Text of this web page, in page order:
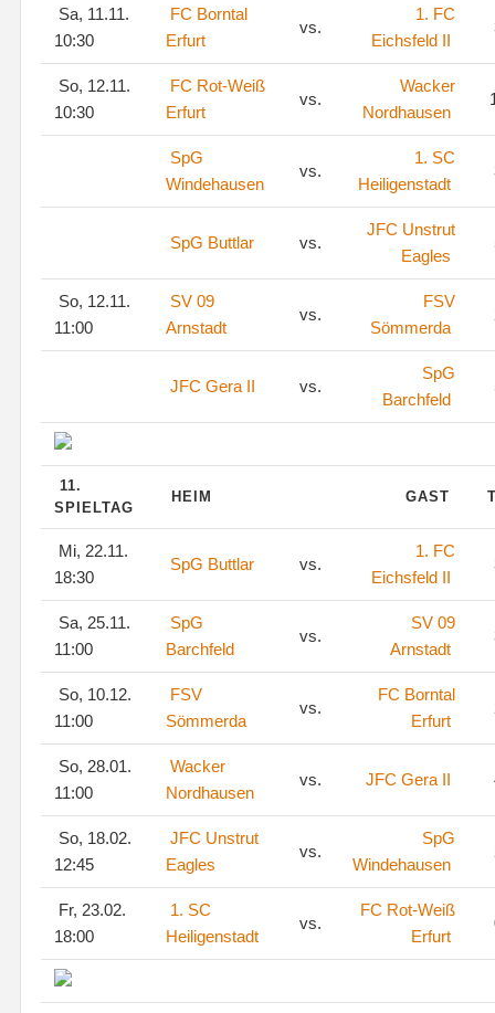
Sa, 11.11.
10:30
FC Borntal
Erfurt
vs.
1. FC
Eichsfeld II
So, 12.11.
10:30
FC Rot-Weiß
Erfurt
vs.
Wacker
Nordhausen
SpG
Windehausen
vs.
1. SC
Heiligenstadt
SpG Buttlar vs.
JFC Unstrut
Eagles
So, 12.11.
11:00
SV 09
Arnstadt
vs.
FSV
Sömmerda
JFC Gera II vs.
SpG
Barchfeld
11.
SPIELTAG
HEIM GAST
Mi, 22.11.
18:30
SpG Buttlar vs.
1. FC
Eichsfeld II
Sa, 25.11.
11:00
SpG
Barchfeld
vs.
SV 09
Arnstadt
So, 10.12.
11:00
FSV
Sömmerda
vs.
FC Borntal
Erfurt
So, 28.01.
11:00
Wacker
Nordhausen
vs. JFC Gera II
So, 18.02.
12:45
JFC Unstrut
Eagles
vs.
SpG
Windehausen
Fr, 23.02.
18:00
1. SC
Heiligenstadt
vs.
FC Rot-Weiß
Erfurt